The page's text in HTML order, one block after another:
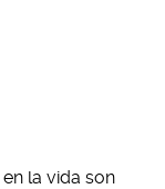
la vida son